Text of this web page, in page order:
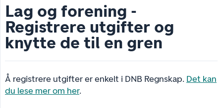
Lag og forening -
Registrere utgifter og
knytte de til en gren
Å registrere utgifter er enkelt i DNB Regnskap. Det kan
du lese mer om her.